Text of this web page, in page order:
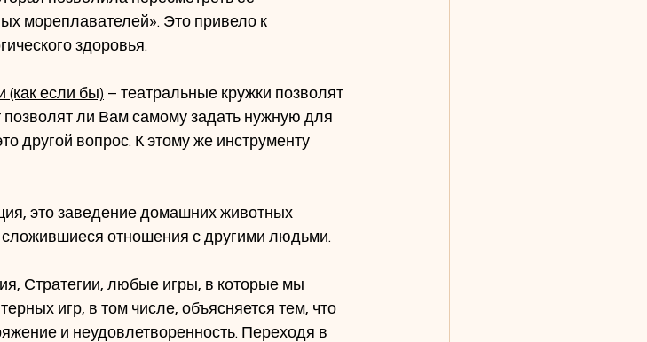
мореплавателей». Это привело к
здоровья.
(как если бы) – театральные кружки позволят
позволят ли Вам самому задать нужную для
другой вопрос. К этому же инструменту
это заведение домашних животных
отношения с другими людьми.
Стратегии, любые игры, в которые мы
игр, в том числе, объясняется тем, что
и неудовлетворенность. Переходя в